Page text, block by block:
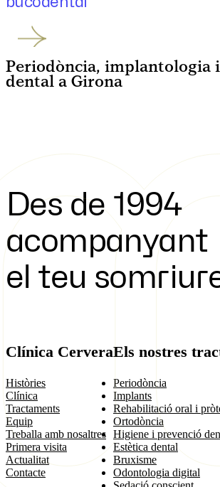
Periodòncia, implantologia
dental a Girona
Des de 1994
acompanyant
el teu
Clínica Cervera
Històries
Clínica
Tractaments
Equip
Treballa amb nosaltres
Primera visita
Actualitat
Contacte
Els nostres
Periodòncia
Implants
Rehabilitació oral i
Ortodòncia
Higiene i prevenció
Estètica dental
Bruxisme
Odontologia digital